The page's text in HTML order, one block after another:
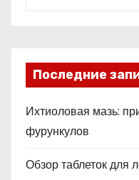
Последние
Ихтиоловая мазь:
фурункулов
Обзор таблеток для